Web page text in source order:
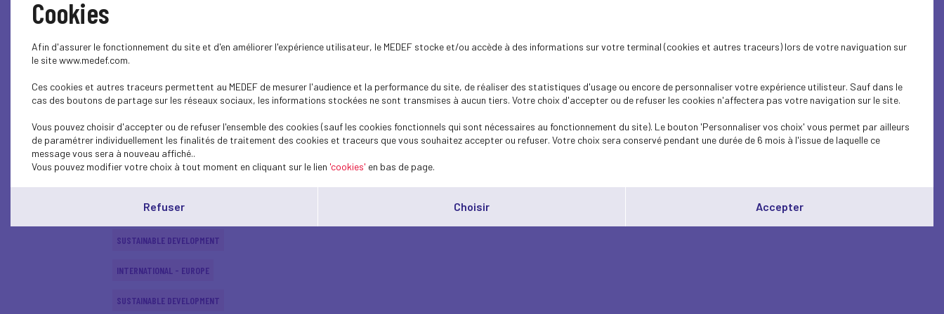
SUSTAINABLE DEVELOPMENT
SUSTAINABLE DEVELOPMENT
SUSTAINABLE DEVELOPMENT
SUSTAINABLE DEVELOPMENT
SUSTAINABLE DEVELOPMENT
INTERNATIONAL - EUROPE
SUSTAINABLE DEVELOPMENT
Cookies
Afin d'assurer le fonctionnement du site et d'en améliorer l'expérience utilisateur, le MEDEF stocke et/ou accède à des informations sur votre terminal (cookies et autres traceurs) lors de votre naviguation sur
le site www.medef.com.
Ces cookies et autres traceurs permettent au MEDEF de mesurer l'audience et la performance du site, de réaliser des statistiques d'usage ou encore de personnaliser votre expérience utilisteur. Sauf dans le
cas des boutons de partage sur les réseaux sociaux, les informations stockées ne sont transmises à aucun tiers. Votre choix d'accepter ou de refuser les cookies n'affectera pas votre navigation sur le site.
Vous pouvez choisir d'accepter ou de refuser l'ensemble des cookies (sauf les cookies fonctionnels qui sont nécessaires au fonctionnement du site). Le bouton 'Personnaliser vos choix' vous permet par ailleurs
de paramétrer individuellement les finalités de traitement des cookies et traceurs que vous souhaitez accepter ou refuser. Votre choix sera conservé pendant une durée de 6 mois à l'issue de laquelle ce
message vous sera à nouveau affiché..
Vous pouvez modifier votre choix à tout moment en cliquant sur le lien 'cookies' en bas de page.
Refuser Choisir Accepter